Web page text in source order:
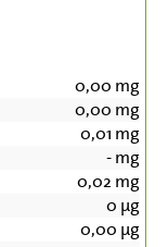
0,00 mg
0,00 mg
0,01 mg
-mg
0,02 mg
0 µg
0,00 µg